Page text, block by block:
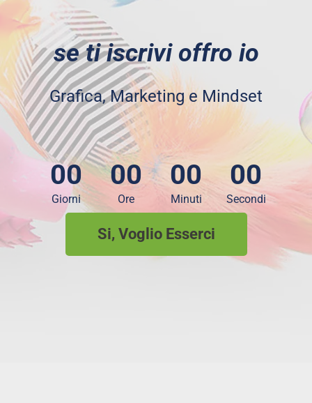
se ti iscrivi offro io
Grafica, Marketing e Mindset
00
Giorni
00
Ore
00
Minuti
00
Secondi
Si, Voglio Esserci